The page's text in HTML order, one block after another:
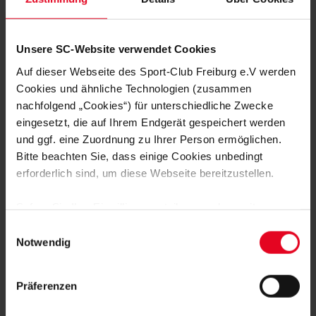
Unsere SC-Website verwendet Cookies
Auf dieser Webseite des Sport-Club Freiburg e.V werden
Cookies und ähnliche Technologien (zusammen
nachfolgend „Cookies“) für unterschiedliche Zwecke
eingesetzt, die auf Ihrem Endgerät gespeichert werden
und ggf. eine Zuordnung zu Ihrer Person ermöglichen.
Bitte beachten Sie, dass einige Cookies unbedingt
erforderlich sind, um diese Webseite bereitzustellen.
Daten von Ihnen (z.B. persönlichen Identifikatoren oder
IP-Adressen) verarbeitet werden. Durch Klicken auf den
Speicherung aller aufgeführten Cookies und der
Notwendig
Präferenzen
Lisa Karl: "Wieder als Team auftreten"
FAN WERDEN:
MITGLIED WERDEN